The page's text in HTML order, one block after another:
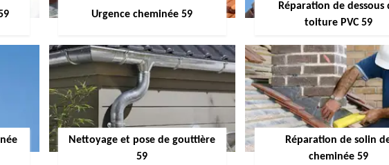
Urgence cheminée 59
Réparation de dessous
toiture PVC 59
Nettoyage et pose de gouttière
59
Réparation de solin
cheminée 59